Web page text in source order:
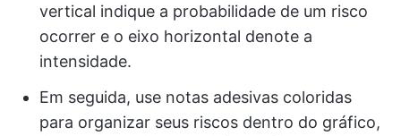
vertical indique a probabilidade de um risco
ocorrer e o eixo horizontal denote a
intensidade.
Em seguida, use notas adesivas coloridas
para organizar seus riscos dentro do gráfico,